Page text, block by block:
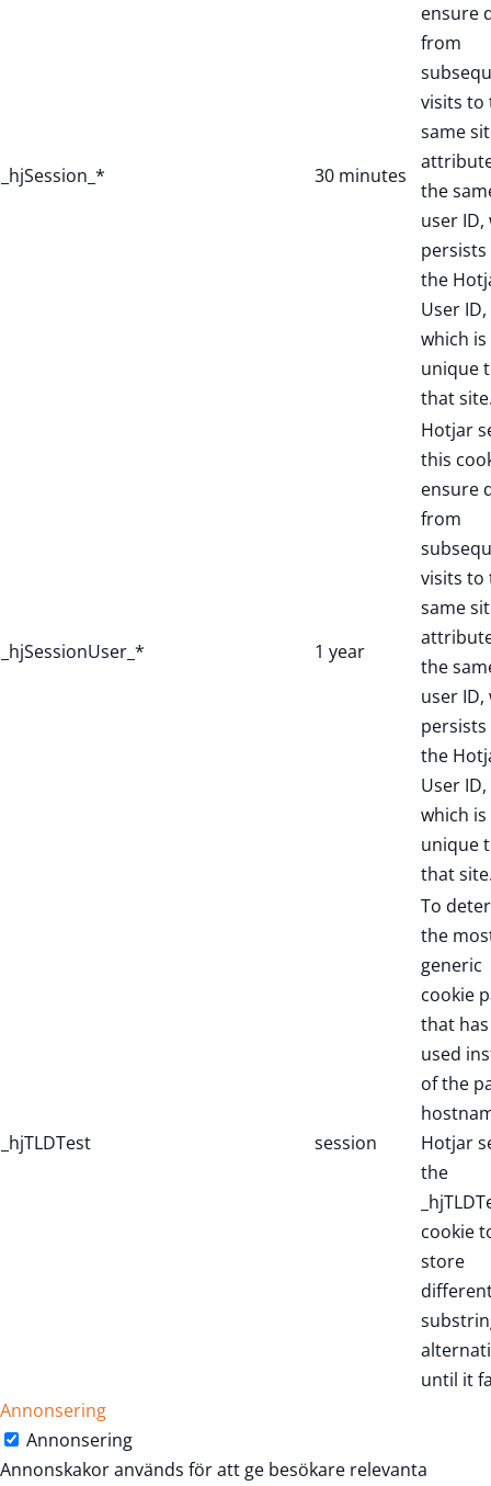
_hjSession_* 30 minutes
ensure
from
visits to
same
the
user ID,
persists
the
User ID,
which is
unique
that
_hjSessionUser_* 1 year
Hotjar
this
ensure
from
visits to
same
the
user ID,
persists
the
User ID,
which is
unique
that
_hjTLDTest session
To
the
generic
cookie
that
used
of the
Hotjar
the
cookie
store
until it
Annonsering
Annonsering
Annonskakor används för att ge besökare relevanta